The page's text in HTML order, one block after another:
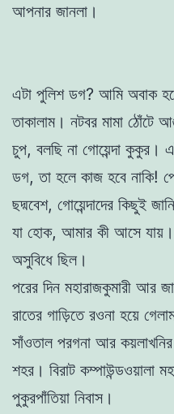
আপনার জানলা।
এটা পুলিশ ডগ? আমি অবাক
তাকালাম। নটবর মামা ঠোঁটে
চুপ, বলছি না গোয়েন্দা কুকুর।
ডগ, তা হলে কাজ হবে নাকি!
ছদ্মবেশ, গোয়েন্দাদের কিছুই
যা হোক, আমার কী আসে
অসুবিধে ছিল।
পরের দিন মহারাজকুমারী আর
রাতের গাড়িতে রওনা হয়ে
সাঁওতাল পরগনা আর
শহর। বিরাট কম্পাউন্ডওয়ালা
পুকুরপাঁতিয়া নিবাস।